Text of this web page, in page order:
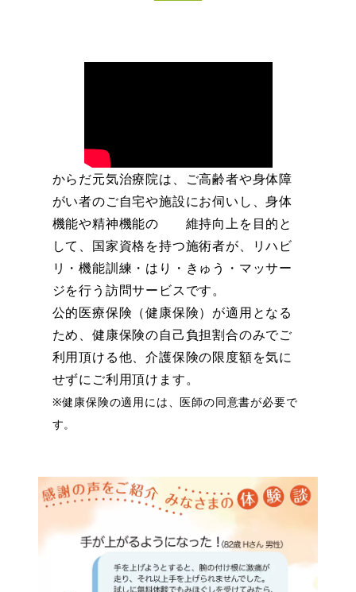
からだ元気治療院は、ご高齢者や身体障
がい者のご自宅や施設にお伺いし、身体
機能や精神機能の 維持向上を目的と
して、国家資格を持つ施術者が、リハビ
リ・機能訓練・はり・きゅう・マッサー
ジを行う訪問サービスです。
公的医療保険（健康保険）が適用となる
ため、健康保険の自己負担割合のみでご
利用頂ける他、介護保険の限度額を気に
せずにご利用頂けます。
※健康保険の適用には、医師の同意書が必要で
す。